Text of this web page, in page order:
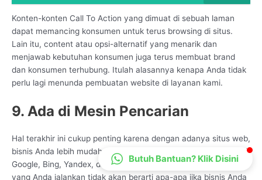
Konten-konten Call To Action yang dimuat di sebuah laman
dapat memancing konsumen untuk terus browsing di situs.
Lain itu, content atau opsi-alternatif yang menarik dan
menjawab kebutuhan konsumen juga terus membuat brand
dan konsumen terhubung. Itulah alasannya kenapa Anda tidak
perlu lagi menunda pembuatan website di layanan kami.
9. Ada di Mesin Pencarian
Hal terakhir ini cukup penting karena dengan adanya situs web,
bisnis Anda lebih mudah ditemukan di mesin pencarian, seperti
Google, Bing, Yandex, dan lainnya. Sebab, strategi pemasaran
yang Anda jalankan tidak akan berarti apa-apa jika bisnis Anda
Butuh Bantuan? Klik Disini